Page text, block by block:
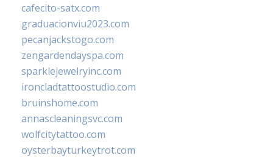
cafecito-satx.com
graduacionviu2023.com
pecanjackstogo.com
zengardendayspa.com
sparklejewelryinc.com
ironcladtattoostudio.com
bruinshome.com
annascleaningsvc.com
wolfcitytattoo.com
oysterbayturkeytrot.com